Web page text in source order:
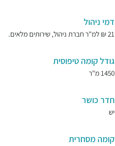
דמי ניהול
21 ₪ למ"ר חברת ניהול, שירותים מלאים.
גודל קומה טיפוסית
1450 מ"ר
חדר כושר
יש
קומה מסחרית